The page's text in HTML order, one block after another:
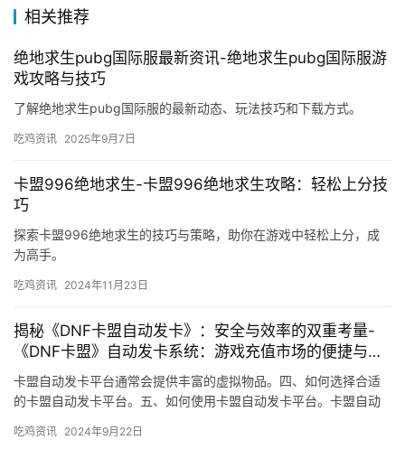
相关推荐
绝地求生pubg国际服最新资讯-绝地求生pubg国际服游
戏攻略与技巧
了解绝地求生pubg国际服的最新动态、玩法技巧和下载方式。
吃鸡资讯 2025年9月7日
卡盟996绝地求生-卡盟996绝地求生攻略：轻松上分技
巧
探索卡盟996绝地求生的技巧与策略，助你在游戏中轻松上分，成
为高手。
吃鸡资讯 2024年11月23日
揭秘《DNF卡盟自动发卡》：安全与效率的双重考量-
《DNF卡盟》自动发卡系统：游戏充值市场的便捷与风
险分析
卡盟自动发卡平台通常会提供丰富的虚拟物品。四、如何选择合适
的卡盟自动发卡平台。五、如何使用卡盟自动发卡平台。卡盟自动
吃鸡资讯 2024年9月22日